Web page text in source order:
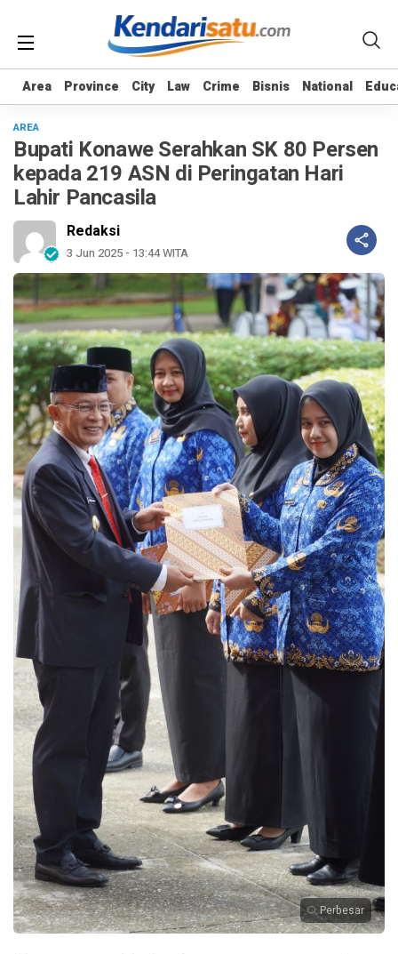
Area Province City Law Crime Bisnis National
Area Province City Law Crime Bisnis National
AREA
Bupati Konawe Serahkan SK 80 Persen
kepada 219 ASN di Peringatan Hari
Lahir Pancasila
Redaksi
3 Jun 2025 - 13:44 WITA
Perbesar